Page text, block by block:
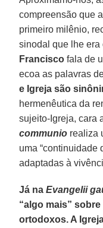
compreensão que
primeiro milênio,
sinodal que lhe era
Francisco fala de
ecoa as palavras
e Igreja são
hermenêutica da
sujeito-Igreja, cara
communio realiza
uma “continuidade
adaptadas à
Já naEvangelii
“algo mais”
ortodoxos. A